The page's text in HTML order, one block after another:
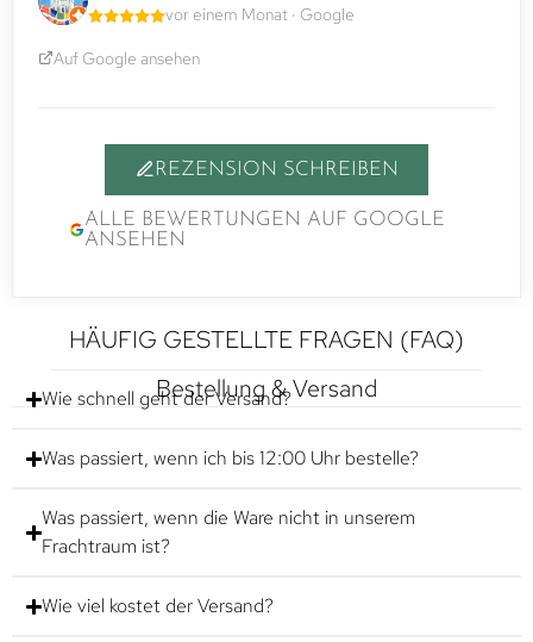
vor einem Monat · Google
Auf Google ansehen
REZENSION SCHREIBEN
ALLE BEWERTUNGEN AUF GOOGLE
ANSEHEN
HÄUFIG GESTELLTE FRAGEN (FAQ)
Bestellung & Versand
Wie schnell geht der Versand?
Was passiert, wenn ich bis 12:00 Uhr bestelle?
Was passiert, wenn die Ware nicht in unserem
Frachtraum ist?
Wie viel kostet der Versand?